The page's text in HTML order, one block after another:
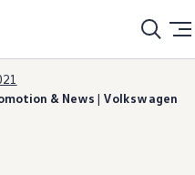
전용 플랫폼 (MEB)
& News | Volkswagen